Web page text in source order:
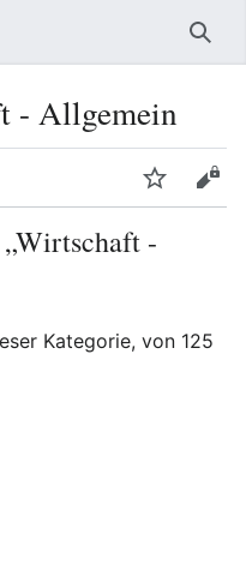
- Allgemein
-
Kategorie, von 125